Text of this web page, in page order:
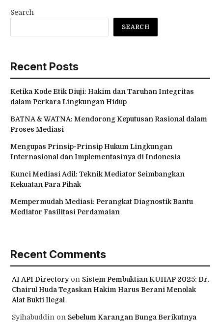
Search
SEARCH
Recent Posts
Ketika Kode Etik Diuji: Hakim dan Taruhan Integritas
dalam Perkara Lingkungan Hidup
BATNA & WATNA: Mendorong Keputusan Rasional dalam
Proses Mediasi
Mengupas Prinsip-Prinsip Hukum Lingkungan
Internasional dan Implementasinya di Indonesia
Kunci Mediasi Adil: Teknik Mediator Seimbangkan
Kekuatan Para Pihak
Mempermudah Mediasi: Perangkat Diagnostik Bantu
Mediator Fasilitasi Perdamaian
Recent Comments
AI API Directoryon Sistem Pembuktian KUHAP 2025: Dr.
Chairul Huda Tegaskan Hakim Harus Berani Menolak
Alat Bukti Ilegal
Syihabuddin on Sebelum Karangan Bunga Berikutnya